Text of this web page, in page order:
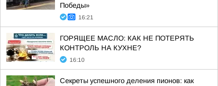
Победы»
16:21
ГОРЯЩЕЕ МАСЛО: КАК НЕ ПОТЕРЯТЬ
КОНТРОЛЬ НА КУХНЕ?
16:10
Секреты успешного деления пионов: как